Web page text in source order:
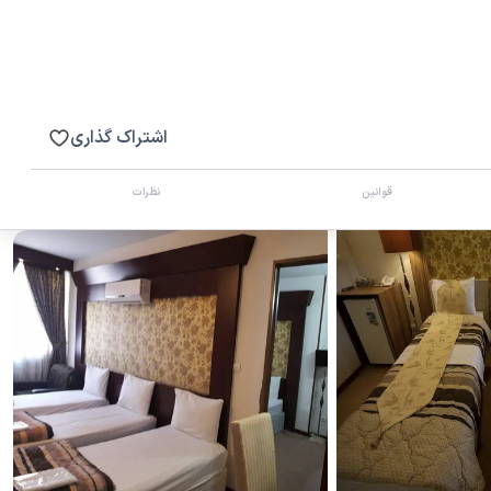
قوانین نظرات
اشتراک گذاری